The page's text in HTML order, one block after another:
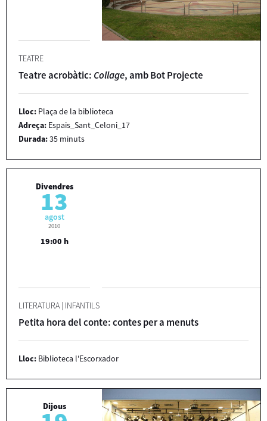
TEATRE
Teatre acrobàtic: Collage, amb Bot Projecte
Lloc: Plaça de la biblioteca
Adreça: Espais_Sant_Celoni_17
Durada:35 minuts
Divendres
13
agost
2010
19:00 h
LITERATURA | INFANTILS
Petita hora del conte: contes per a menuts
Lloc: Biblioteca l'Escorxador
Dijous